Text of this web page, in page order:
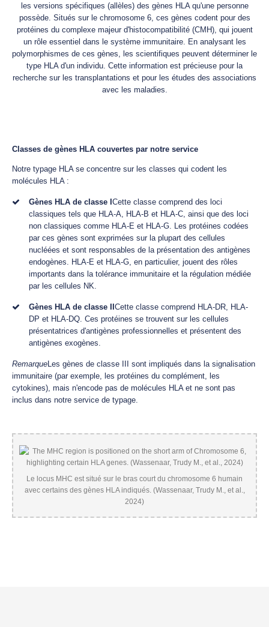
les versions spécifiques (allèles) des gènes HLA qu'une personne
possède. Situés sur le chromosome 6, ces gènes codent pour des
protéines du complexe majeur d'histocompatibilité (CMH), qui jouent
un rôle essentiel dans le système immunitaire. En analysant les
polymorphismes de ces gènes, les scientifiques peuvent déterminer le
type HLA d'un individu. Cette information est précieuse pour la
recherche sur les transplantations et pour les études des associations
avec les maladies.
Classes de gènes HLA couvertes par notre service
Notre typage HLA se concentre sur les classes qui codent les
molécules HLA :
Gènes HLA de classe I Cette classe comprend des loci
classiques tels que HLA-A, HLA-B et HLA-C, ainsi que des loci
non classiques comme HLA-E et HLA-G. Les protéines codées
par ces gènes sont exprimées sur la plupart des cellules
nucléées et sont responsables de la présentation des antigènes
endogènes. HLA-E et HLA-G, en particulier, jouent des rôles
importants dans la tolérance immunitaire et la régulation médiée
par les cellules NK.
Gènes HLA de classe II Cette classe comprend HLA-DR, HLA-
DP et HLA-DQ. Ces protéines se trouvent sur les cellules
présentatrices d'antigènes professionnelles et présentent des
antigènes exogènes.
RemarqueLes gènes de classe III sont impliqués dans la signalisation
immunitaire (par exemple, les protéines du complément, les
cytokines), mais n'encode pas de molécules HLA et ne sont pas
inclus dans notre service de typage.
Le locus MHC est situé sur le bras court du chromosome 6 humain
avec certains des gènes HLA indiqués. (Wassenaar, Trudy M., et al.,
2024)